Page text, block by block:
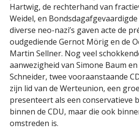
Hartwig, de rechterhand van
Weidel, en
diverse neo-nazi’s gaven acte de
oudgediende Gernot Mörig en de
Martin Sellner. Nog veel
aanwezigheid van Simone Baum
Schneider, twee vooraanstaande
zijn lid van de Werteunion, een
presenteert als een conservatieve
binnen de CDU, maar die ook
omstreden is.